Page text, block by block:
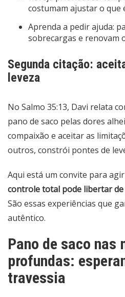
costumam ajustar o que
Aprenda a pedir ajuda:
sobrecargas e renovam
Segunda citação:
leveza
No Salmo 35:13, Davi relata
pano de saco pelas dores
compaixão e aceitar as
outros, constrói pontes de
Aqui está um convite para
controle total pode libertar
São essas experiências que
autêntico.
Pano de saco nas
profundas:
travessia